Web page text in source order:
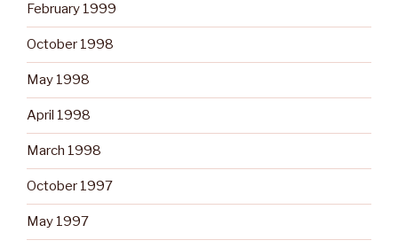
February 1999
October 1998
May 1998
April 1998
March 1998
October 1997
May 1997